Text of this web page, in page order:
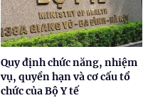
Quy định chức năng, nhiệm
vụ, quyền hạn và cơ cấu tổ
chức của Bộ Y tế